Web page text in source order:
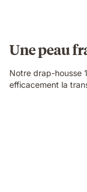
Une peau
Notre drap-housse
efficacement la